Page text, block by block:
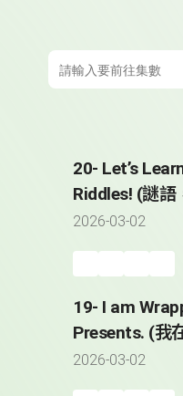
20- Let’s
Riddles!
2026-03-02
19- I am
2026-03-02